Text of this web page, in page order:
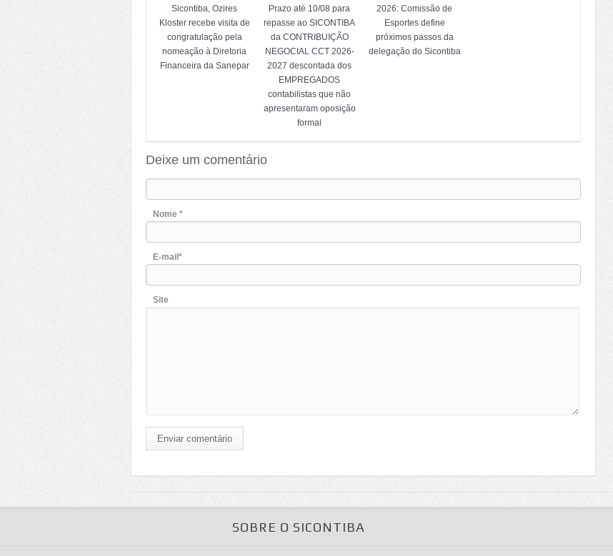
Sicontiba, Ozires
Kloster recebe visita de
congratulação pela
nomeação à Diretoria
Financeira da Sanepar
Prazo até 10/08 para
repasse ao SICONTIBA
da CONTRIBUIÇÃO
NEGOCIAL CCT 2026-
2027 descontada dos
EMPREGADOS
contabilistas que não
apresentaram oposição
formal
2026: Comissão de
Esportes define
próximos passos da
delegação do Sicontiba
Deixe um comentário
Nome *
E-mail*
Site
Enviar comentário
SOBRE O SICONTIBA